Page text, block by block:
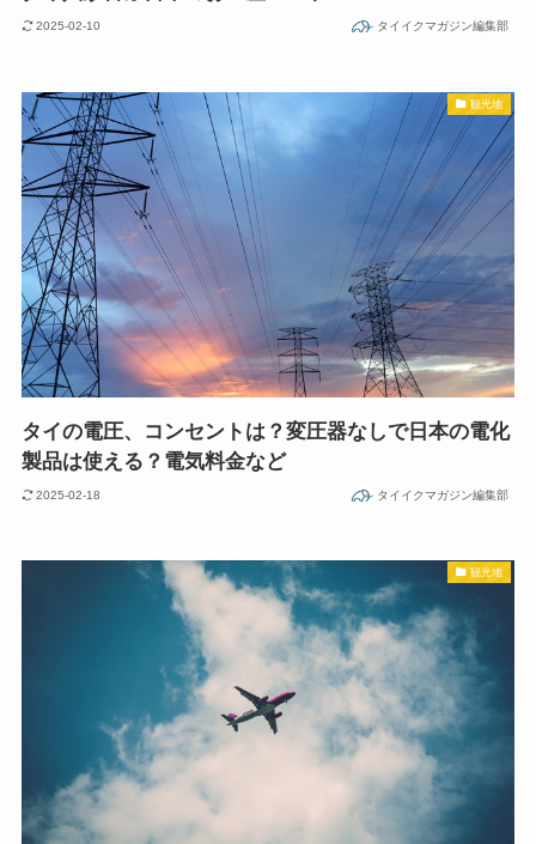
2025-02-10 タイイクマガジン編集部
観光地
タイの電圧、コンセントは？変圧器なしで日本の電化
製品は使える？電気料金など
2025-02-18 タイイクマガジン編集部
観光地